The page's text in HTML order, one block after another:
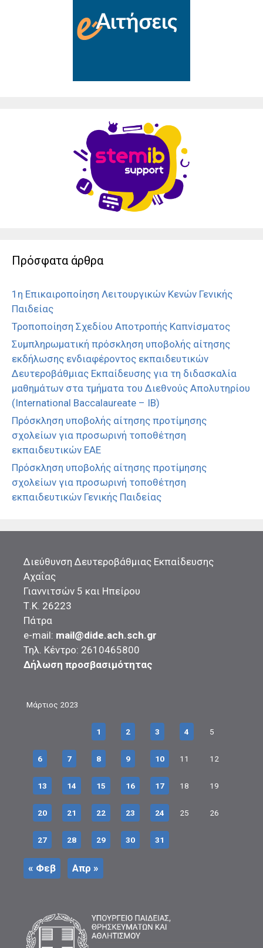
Πρόσφατα άρθρα
1η Επικαιροποίηση Λειτουργικών Κενών Γενικής
Παιδείας
Τροποποίηση Σχεδίου Αποτροπής Καπνίσματος
Συμπληρωματική πρόσκληση υποβολής αίτησης
εκδήλωσης ενδιαφέροντος εκπαιδευτικών
Δευτεροβάθμιας Εκπαίδευσης για τη διδασκαλία
μαθημάτων στα τμήματα του Διεθνούς Απολυτηρίου
(International Baccalaureate – IB)
Πρόσκληση υποβολής αίτησης προτίμησης
σχολείων για προσωρινή τοποθέτηση
εκπαιδευτικών ΕΑΕ
Πρόσκληση υποβολής αίτησης προτίμησης
σχολείων για προσωρινή τοποθέτηση
εκπαιδευτικών Γενικής Παιδείας
Διεύθυνση Δευτεροβάθμιας Εκπαίδευσης
Αχαΐας
Γιαννιτσών 5 και Ηπείρου
Τ.Κ. 26223
Πάτρα
e-mail: mail@dide.ach.sch.gr
Τηλ. Κέντρο: 2610465800
Δήλωση προσβασιμότητας
Μάρτιος 2023
1 2 3 4 5
6 7 8 9 10 11 12
13 14 15 16 17 18 19
20 21 22 23 24 25 26
27 28 29 30 31
« Φεβ Απρ »